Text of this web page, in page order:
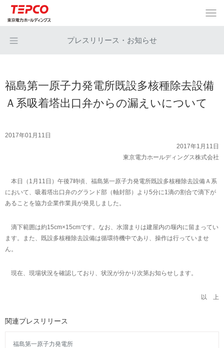
プレスリリース・お知らせ
福島第一原子力発電所既設多核種除去設備
Ａ系吸着塔出口弁からの漏えいについて
2017年01月11日
2017年1月11日
東京電力ホールディングス株式会社
本日（1月11日）午後7時頃、福島第一原子力発電所既設多核種除去設備Ａ系
において、吸着塔出口弁のグランド部（軸封部）より5分に1滴の割合で滴下が
あることを協力企業作業員が発見しました。
滴下範囲は約15cm×15cmです。なお、水溜まりは建屋内の堰内に留まってい
ます。また、既設多核種除去設備は循環待機中であり、操作は行っていませ
ん。
現在、現場状況を確認しており、状況が分かり次第お知らせします。
以 上
関連プレスリリース
福島第一原子力発電所